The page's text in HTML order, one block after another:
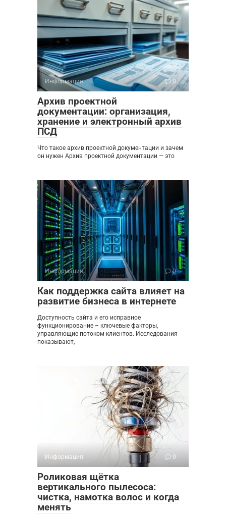
Информация 0
Архив проектной
документации: организация,
хранение и электронный архив
ПСД
Что такое архив проектной документации и зачем
он нужен Архив проектной документации — это
Информация 0
Как поддержка сайта влияет на
развитие бизнеса в интернете
Доступность сайта и его исправное
функционирование – ключевые факторы,
управляющие потоком клиентов. Исследования
показывают,
Информация 0
Роликовая щётка
вертикального пылесоса:
чистка, намотка волос и когда
менять